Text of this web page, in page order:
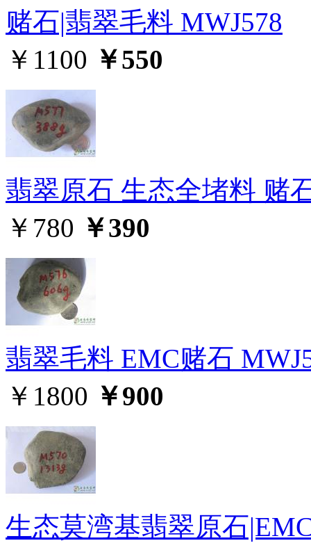
赌石|翡翠毛料 MWJ578
￥1100 ￥550
翡翠原石 生态全堵料 赌
￥780 ￥390
翡翠毛料 EMC赌石
￥1800 ￥900
生态莫湾基翡翠原石